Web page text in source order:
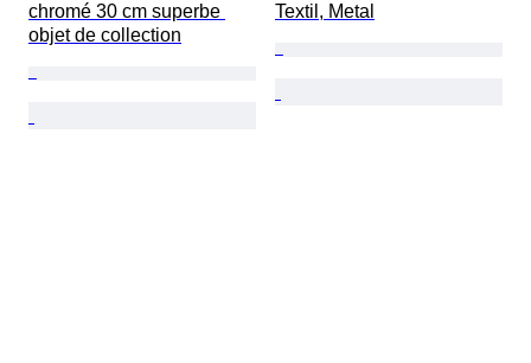
chromé 30 cm superbe
objet de collection
Textil, Metal